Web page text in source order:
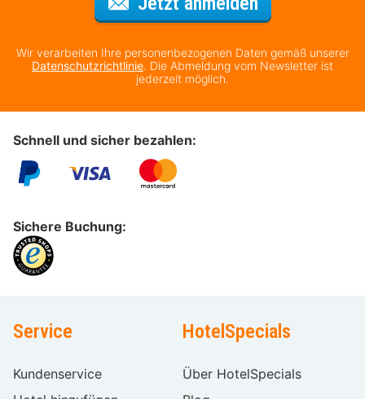
Wir verarbeiten Ihre personenbezogenen Daten gemäß unserer
Datenschutzrichtlinie. Die Abmeldung vom Newsletter ist
jederzeit möglich.
Schnell und sicher bezahlen:
Sichere Buchung:
Service
Kundenservice
HotelSpecials
Über HotelSpecials